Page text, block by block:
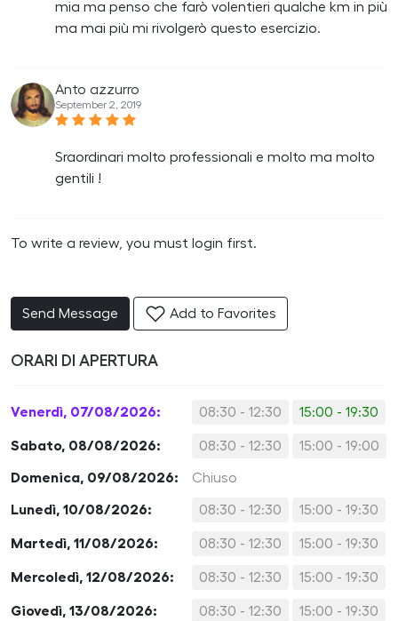
mia ma penso che farò volentieri qualche km in più
ma mai più mi rivolgerò questo esercizio.
Anto azzurro
September 2, 2019
Sraordinari molto professionali e molto ma molto
gentili !
To write a review, you must login first.
Send Message Add to Favorites
ORARI DI APERTURA
Venerdì, 07/08/2026: 08:30 - 12:30 15:00 - 19:30
Sabato, 08/08/2026: 08:30 - 12:30 15:00 - 19:00
Domenica, 09/08/2026: Chiuso
Lunedì, 10/08/2026: 08:30 - 12:30 15:00 - 19:30
Martedì, 11/08/2026: 08:30 - 12:30 15:00 - 19:30
Mercoledì, 12/08/2026: 08:30 - 12:30 15:00 - 19:30
Giovedì, 13/08/2026: 08:30 - 12:30 15:00 - 19:30